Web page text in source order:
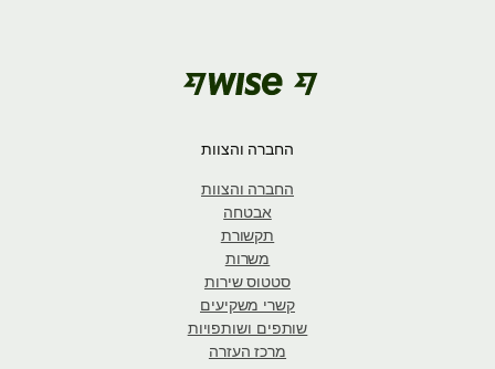
החברה והצוות
החברה והצוות
אבטחה
תקשורת
משרות
סטטוס שירות
קשרי משקיעים
שותפים ושותפויות
מרכז העזרה